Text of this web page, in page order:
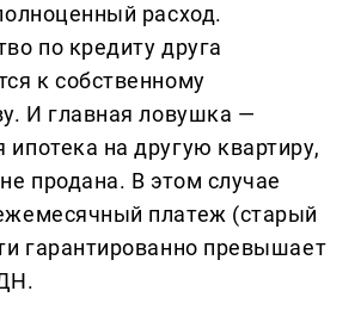
расход.
по кредиту друга
к собственному
И главная ловушка —
на другую квартиру,
продана. В этом случае
платеж (старый
гарантированно превышает